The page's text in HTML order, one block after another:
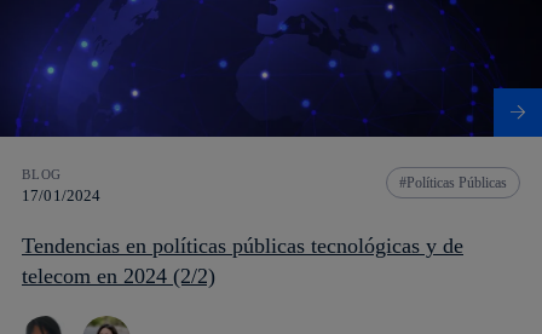
BLOG
17/01/2024
Políticas Públicas
Tendencias en políticas públicas tecnológicas y de
telecom en 2024 (2/2)